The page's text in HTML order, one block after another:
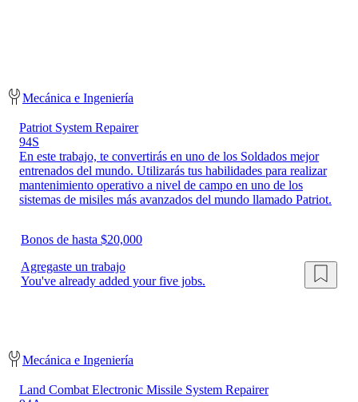
Mecánica e Ingeniería
Patriot System Repairer
94S
En este trabajo, te convertirás en uno de los Soldados mejor
entrenados del mundo. Utilizarás tus habilidades para realizar
mantenimiento operativo a nivel de campo en uno de los
sistemas de misiles más avanzados del mundo llamado Patriot.
Bonos de hasta $20,000
Agregaste un trabajo
You've already added your five jobs.
Mecánica e Ingeniería
Land Combat Electronic Missile System Repairer